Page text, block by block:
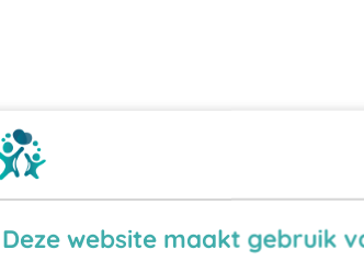
Deze website maakt gebruik